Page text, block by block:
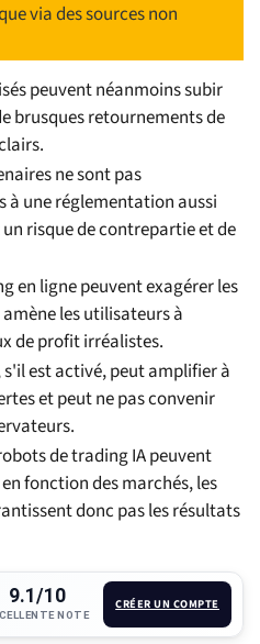
via des sources non
peuvent néanmoins subir
brusques retournements de
ne sont pas
à une réglementation aussi
risque de contrepartie et de
en ligne peuvent exagérer les
les utilisateurs à
de profit irréalistes.
s'il est activé, peut amplifier à
et peut ne pas convenir
de trading IA peuvent
fonction des marchés, les
donc pas les résultats
9.1/10
NOTE
CRÉER UN COMPTE